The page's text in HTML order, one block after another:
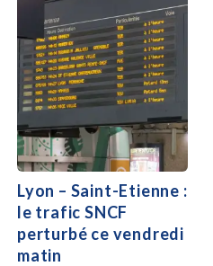
Lyon – Saint-Etienne :
le trafic SNCF
perturbé ce vendredi
matin